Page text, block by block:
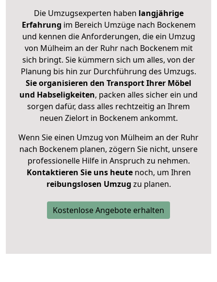
Die Umzugsexperten haben langjährige
Erfahrung im Bereich Umzüge nach Bockenem
und kennen die Anforderungen, die ein Umzug
von Mülheim an der Ruhr nach Bockenem mit
sich bringt. Sie kümmern sich um alles, von der
Planung bis hin zur Durchführung des Umzugs.
Sie organisieren den Transport Ihrer Möbel
und Habseligkeiten, packen alles sicher ein und
sorgen dafür, dass alles rechtzeitig an Ihrem
neuen Zielort in Bockenem ankommt.
Wenn Sie einen Umzug von Mülheim an der Ruhr
nach Bockenem planen, zögern Sie nicht, unsere
professionelle Hilfe in Anspruch zu nehmen.
Kontaktieren Sie uns heutenoch, um Ihren
reibungslosen Umzug zu planen.
Kostenlose Angebote erhalten